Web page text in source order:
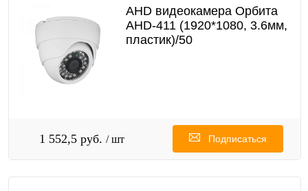
AHD видеокамера Орбита
AHD-411 (1920*1080, 3.6мм,
пластик)/50
1 552,5 руб. / шт Подписаться